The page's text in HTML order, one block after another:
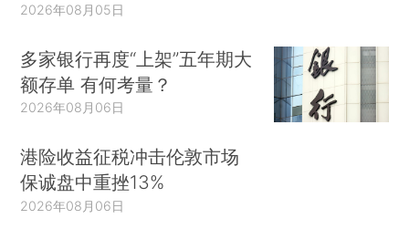
重新关注。腐败虽然并未从20世纪的美国政治中消
治生活中褪色，是因为美国人弄清楚了如何抑制腐
败。这意味着对美国历史进行更长时期的回顾或许
可以提供有关经济制度与政治制度如何遏制腐败的
洞见。
本文的初始想法是仅仅考察进步时代
2026年08月05日
多家银行再度“上架”五年期大
额存单 有何考量？
2026年08月06日
港险收益征税冲击伦敦市场
保诚盘中重挫13%
2026年08月06日